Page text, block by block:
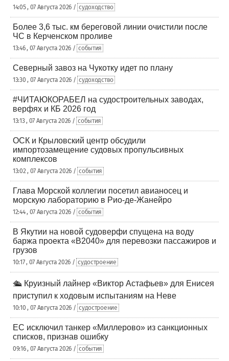
14:05 , 07 Августа 2026 / судоходство
Более 3,6 тыс. км береговой линии очистили после
ЧС в Керченском проливе
13:46 , 07 Августа 2026 / события
Северный завоз на Чукотку идет по плану
13:30 , 07 Августа 2026 / судоходство
#ЧИТАЮКОРАБЕЛ на судостроительных заводах,
верфях и КБ 2026 год
13:13 , 07 Августа 2026 / события
ОСК и Крыловский центр обсудили
импортозамещение судовых пропульсивных
комплексов
13:02 , 07 Августа 2026 / события
Глава Морской коллегии посетил авианосец и
морскую лабораторию в Рио-де-Жанейро
12:44 , 07 Августа 2026 / события
В Якутии на новой судоверфи спущена на воду
баржа проекта «В2040» для перевозки пассажиров и
грузов
10:17 , 07 Августа 2026 / судостроение
🛳️ Круизный лайнер «Виктор Астафьев» для Енисея
приступил к ходовым испытаниям на Неве
10:10 , 07 Августа 2026 / судостроение
ЕС исключил танкер «Миллерово» из санкционных
списков, признав ошибку
09:16 , 07 Августа 2026 / события